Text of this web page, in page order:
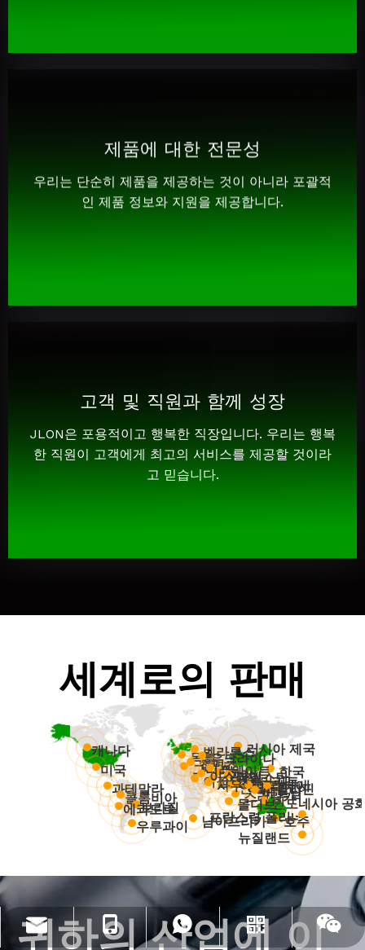
제품에 대한 전문성
우리는 단순히 제품을 제공하는 것이 아니라 포괄적
인 제품 정보와 지원을 제공합니다.
고객 및 직원과 함께 성장
JLON은 포용적이고 행복한 직장입니다. 우리는 행복
한 직원이 고객에게 최고의 서비스를 제공할 것이라
고 믿습니다.
세계로의 판매
한국
남아프리카
이집트
호주
미국
독일
캐나다 러시아 제국
아랍에미리트
벨라루스
뉴질랜드
인도
방글라데시
스리랑카
칠면조
사우디아라비아
인도네시아 공
이란
프랑스령 폴리네시아
그리스
우루과이
태국필리핀
우크라이나
과테말라
쿠웨이트
파키스탄
콜롬비아
브라질
베트남
이스라엘
몰디브
에콰도르
귀하의 산업에 이
info@jloncomposite.com
+86 19306129712
+86 19306129712
왓츠앱
위챗